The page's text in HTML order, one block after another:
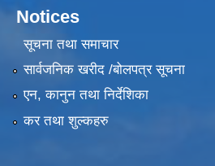
Notices
सूचना तथा समाचार
सार्वजनिक खरीद /बोलपत्र सूचना
एन, कानुन तथा निर्देशिका
कर तथा शुल्कहरु